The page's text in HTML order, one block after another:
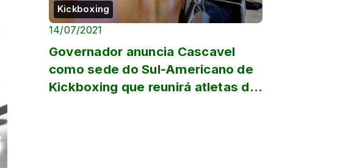
Kickboxing
14/07/2021
Governador anuncia Cascavel
como sede do Sul-Americano de
Kickboxing que reunirá atletas de